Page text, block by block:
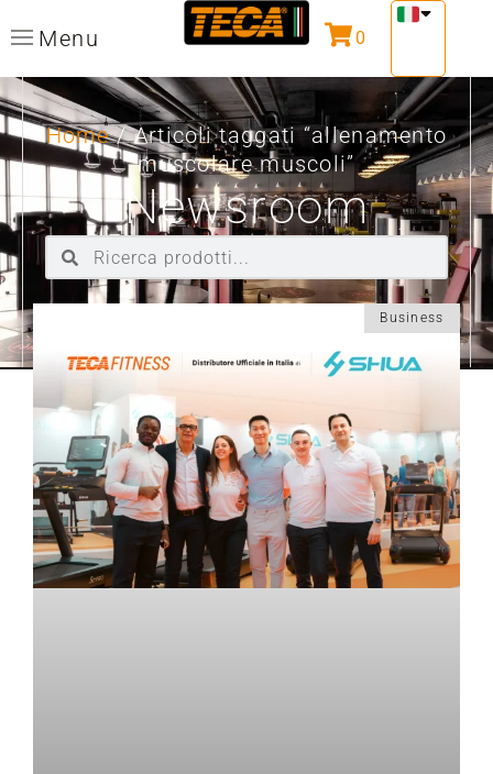
Menu 0
Home/ Articoli taggati “allenamento
muscolare muscoli”
Newsroom
Business